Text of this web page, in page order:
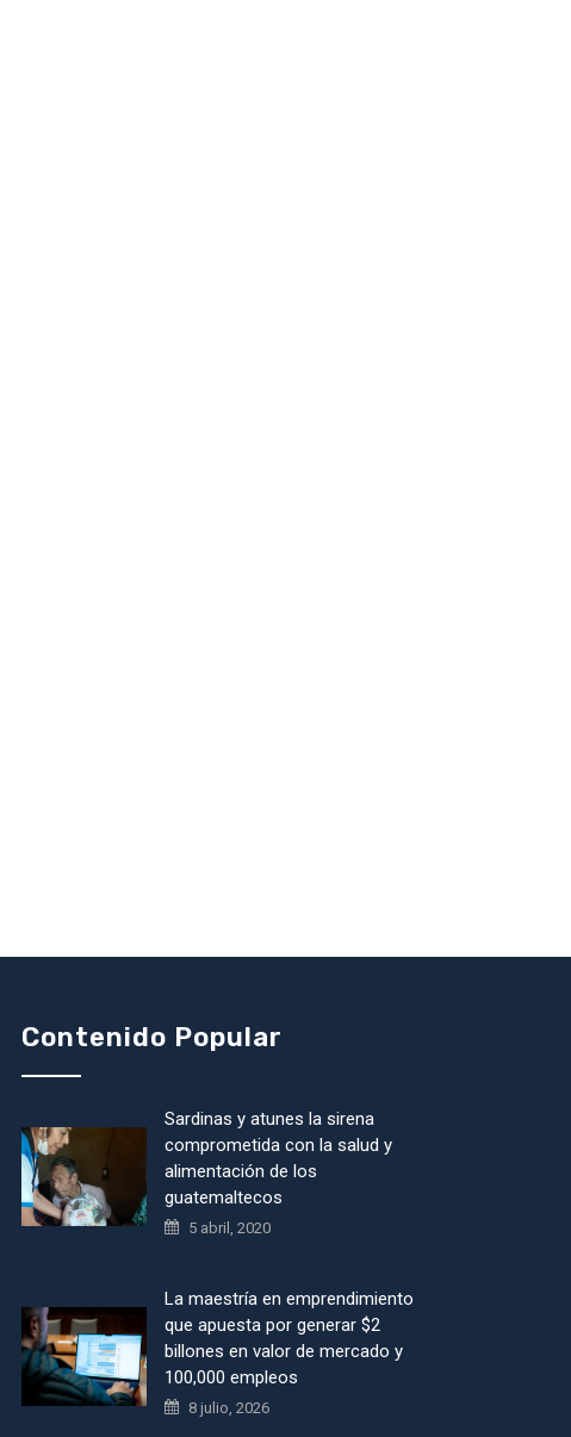
Contenido Popular
Sardinas y atunes la sirena
comprometida con la salud y
alimentación de los
guatemaltecos
5 abril, 2020
La maestría en emprendimiento
que apuesta por generar $2
billones en valor de mercado y
100,000 empleos
8 julio, 2026